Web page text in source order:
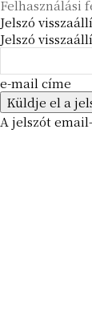
Felhasználási
Jelszó
Jelszó
e-mail címe
A jelszót